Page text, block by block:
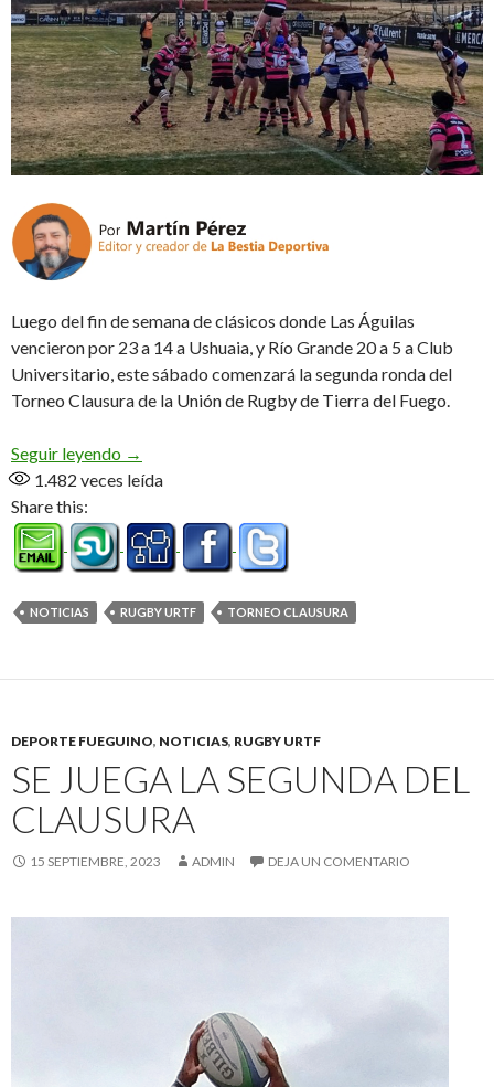
Luego del fin de semana de clásicos donde Las Águilas
vencieron por 23 a 14 a Ushuaia, y Río Grande 20 a 5 a Club
Universitario, este sábado comenzará la segunda ronda del
Torneo Clausura de la Unión de Rugby de Tierra del Fuego.
Seguir leyendo Comienza la segunda vuelta del Clausura
→
1.482 veces leída
Share this:
NOTICIAS RUGBY URTF TORNEO CLAUSURA
DEPORTE FUEGUINO, NOTICIAS, RUGBY URTF
SE JUEGA LA SEGUNDA DEL
CLAUSURA
15 SEPTIEMBRE, 2023 ADMIN DEJA UN COMENTARIO